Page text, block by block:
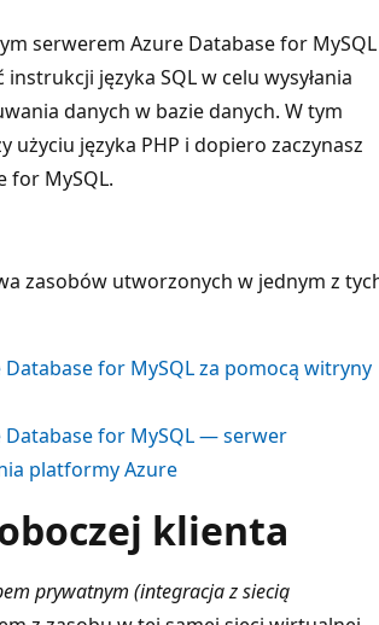
serwerem Azure Database for MySQL
języka SQL w celu wysyłania
danych w bazie danych. W tym
użyciu języka PHP i dopiero zaczynasz
for MySQL.
zasobów utworzonych w jednym z
for MySQL za pomocą witryny
Database for MySQL — serwer
platformy Azure
klienta
prywatnym (integracja z siecią